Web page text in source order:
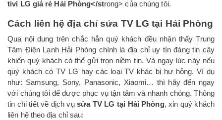
tivi LG giá rẻ Hải Phòng</strong> của chúng tôi.
Cách liên hệ địa chỉ sửa TV LG tại Hải Phòng
Qua nội dung trên chắc hẳn quý khách đều nhận thấy Trung
Tâm Điện Lạnh Hải Phòng chính là địa chỉ uy tín đáng tin cậy
khiến quý khách có thể gửi trọn niềm tin. Và ngay lúc này nếu
quý khách có TV LG hay các loại TV khác bị hư hỏng. Ví dụ
như: Samsung, Sony, Panasonic, Xiaomi… thì hãy đến ngay
với chúng tôi để được phục vụ tận tâm và nhanh chóng. Thông
tin chi tiết về dịch vụsửa TV LG tại Hải Phòng, xin quý khách
liên hệ theo địa chỉ sau: